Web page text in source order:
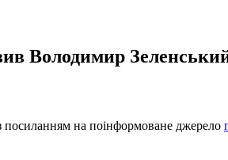
Володимир
на поінформоване джерело